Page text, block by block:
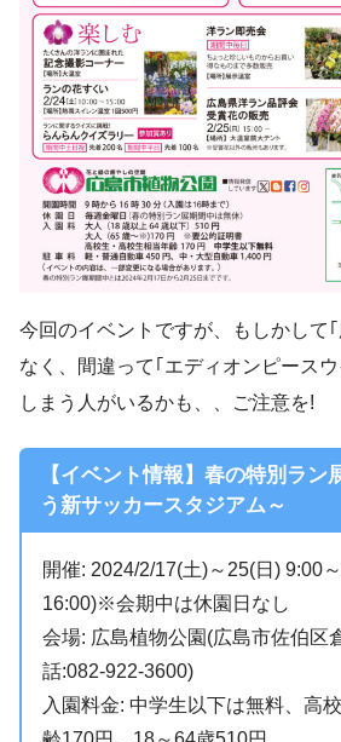
今回のイベントですが、もしかして
なく、間違って｢エディオンピース
しまう人がいるかも、、ご注意を!
【イベント情報】春の特別ラン
う新サッカースタジアム～
開催: 2024/2/17(土)～25(日) 9:00
16:00)※会期中は休園日なし
会場: 広島植物公園(広島市佐伯区
話:082-922-3600)
入園料金: 中学生以下は無料、高